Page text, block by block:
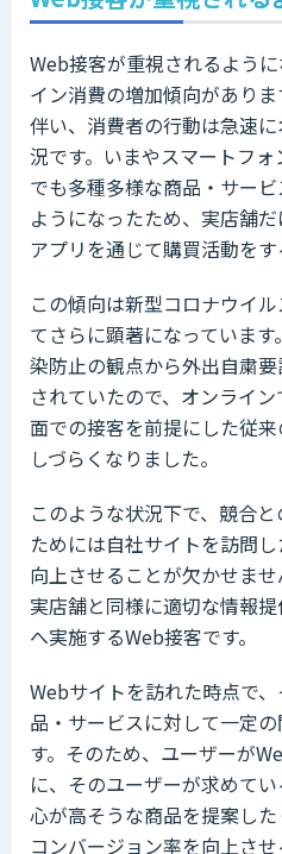
Web接客が重視されるよう
イン消費の増加傾向があり
伴い、消費者の行動は急速
況です。いまやスマートフ
でも多種多様な商品・サー
ようになったため、実店舗
アプリを通じて購買活動をす
この傾向は新型コロナウイ
てさらに顕著になっていま
染防止の観点から外出自粛
されていたので、オンライ
面での接客を前提にした従
しづらくなりました。
このような状況下で、競合
ためには自社サイトを訪問
向上させることが欠かせませ
実店舗と同様に適切な情報
へ実施するWeb接客です。
Webサイトを訪れた時点で
品・サービスに対して一定
す。そのため、ユーザーが
に、そのユーザーが求めて
心が高そうな商品を提案し
コンバージョン率を向上させ